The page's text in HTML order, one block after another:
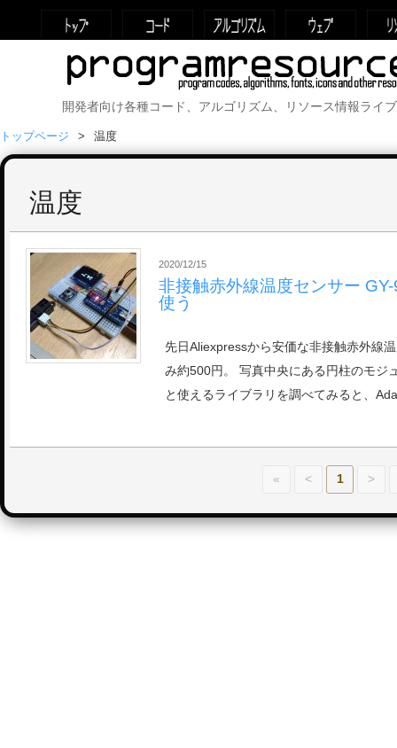
開発者向け各種コード、アルゴリズム、リソース情報ラ
トップページ 温度
温度
2020/12/15
非接触赤外線温度センサー
使う
先日Aliexpressから安価な非接触赤外線
み約500円。 写真中央にある円柱のモジ
と使えるライブラリを調べてみると、
« < 1 >